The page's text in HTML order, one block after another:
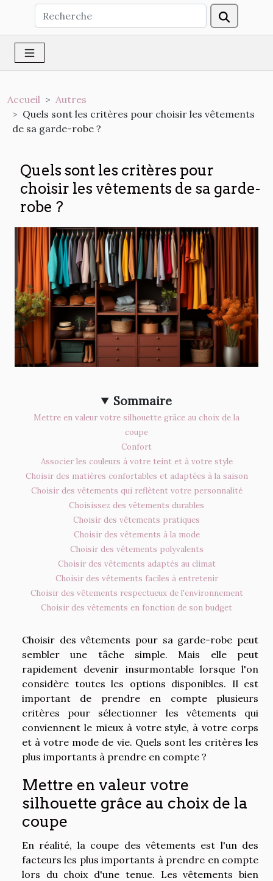
Accueil
Autres
Quels sont les critères pour choisir les vêtements
de sa garde-robe ?
Quels sont les critères pour
choisir les vêtements de sa garde-
robe ?
Sommaire
Mettre en valeur votre silhouette grâce au choix de la
coupe
Confort
Associer les couleurs à votre teint et à votre style
Choisir des matières confortables et adaptées à la saison
Choisir des vêtements qui reflètent votre personnalité
Choisissez des vêtements durables
Choisir des vêtements pratiques
Choisir des vêtements à la mode
Choisir des vêtements polyvalents
Choisir des vêtements adaptés au climat
Choisir des vêtements faciles à entretenir
Choisir des vêtements respectueux de l'environnement
Choisir des vêtements en fonction de son budget
Choisir des vêtements pour sa garde-robe peut
sembler une tâche simple. Mais elle peut
rapidement devenir insurmontable lorsque l'on
considère toutes les options disponibles. Il est
important de prendre en compte plusieurs
critères pour sélectionner les vêtements qui
conviennent le mieux à votre style, à votre corps
et à votre mode de vie. Quels sont les critères les
plus importants à prendre en compte ?
Mettre en valeur votre
silhouette grâce au choix de la
coupe
En réalité, la coupe des vêtements est l'un des
facteurs les plus importants à prendre en compte
lors du choix d'une tenue. Les vêtements bien